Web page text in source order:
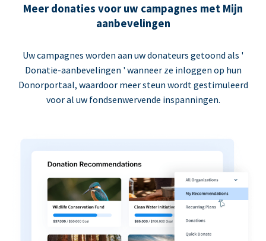
Meer donaties voor uw campagnes met Mijn
aanbevelingen
Uw campagnes worden aan uw donateurs getoond als '
Donatie-aanbevelingen ' wanneer ze inloggen op hun
Donorportaal, waardoor meer steun wordt gestimuleerd
voor al uw fondsenwervende inspanningen.